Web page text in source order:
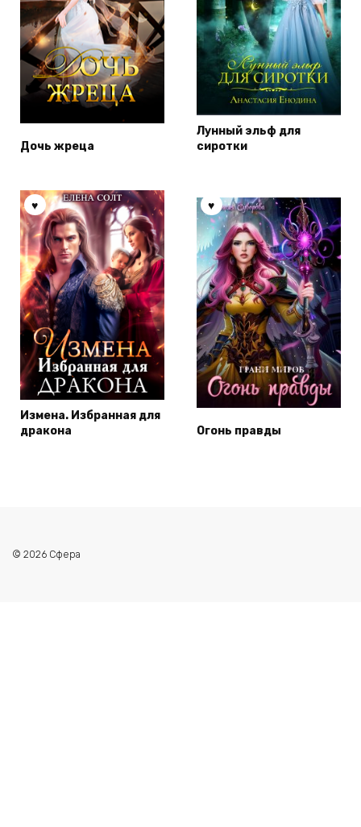
Дочь жреца
Лунный эльф для
сиротки
Измена. Избранная для
дракона
Огонь правды
© 2026 Сфера